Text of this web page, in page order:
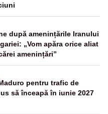
după amenințările Iranului
„Vom apăra orice aliat
amenințări”
pentru trafic de
să înceapă în iunie 2027